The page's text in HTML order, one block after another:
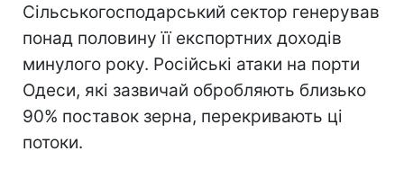
Сільськогосподарський сектор генерував
понад половину її експортних доходів
минулого року. Російські атаки на порти
Одеси, які зазвичай обробляють близько
90% поставок зерна, перекривають ці
потоки.